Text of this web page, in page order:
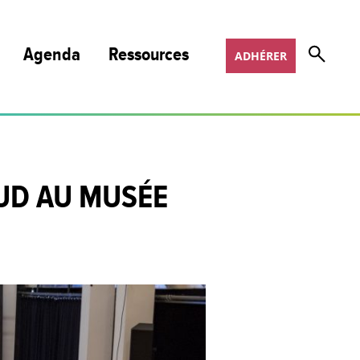
Agenda Ressources
Appels à projets
COSOTER
Scoop It
ADHÉRER
AU MUSÉE